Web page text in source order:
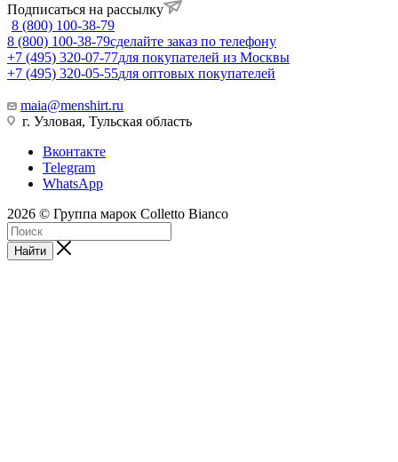
Подписаться на рассылку
8 (800) 100-38-79
8 (800) 100-38-79сделайте заказ по телефону
+7 (495) 320-07-77для покупателей из Москвы
+7 (495) 320-05-55для оптовых покупателей
maia@menshirt.ru
г. Узловая, Тульская область
Вконтакте
Telegram
WhatsApp
2026 © Группа марок Colletto Bianco
Найти